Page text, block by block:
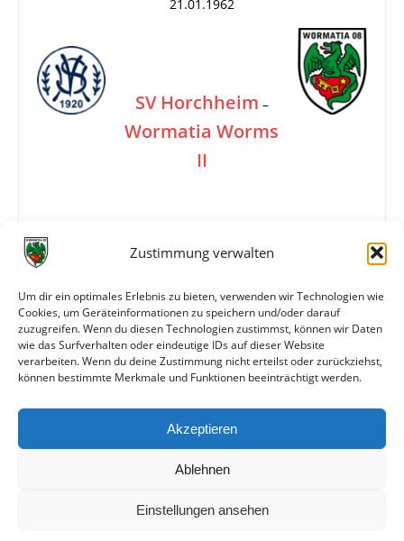
Zustimmung verwalten
Um dir ein optimales Erlebnis zu bieten, verwenden wir Technologien wie
Cookies, um Geräteinformationen zu speichern und/oder darauf
zuzugreifen. Wenn du diesen Technologien zustimmst, können wir Daten
wie das Surfverhalten oder eindeutige IDs auf dieser Website
verarbeiten. Wenn du deine Zustimmung nicht erteilst oder zurückziehst,
können bestimmte Merkmale und Funktionen beeinträchtigt werden.
Akzeptieren
Ablehnen
Einstellungen ansehen
21.01.1962
SV Horchheim –
Wormatia Worms
II
2:1
Tore
1:0 Jung (29./Handelfmeter)
1:1 H. Müller (50.)
2:1 (78.)
Alle bisherigen Partien der beiden Mannschaften
anzeigen